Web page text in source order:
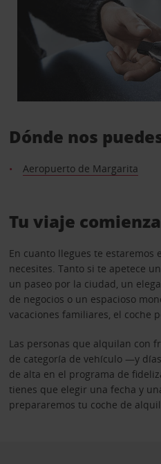
Dónde nos
Aeropuerto de Margarita
Tu viaje
En cuanto llegues te estaremos
necesites. Tanto si te apetece
un paseo por la ciudad, un
de negocios o un espacioso
vacaciones familiares, el coche
Las personas que alquilan con
de categoría de vehículo —y
de alta en el programa de
tienes que elegir una fecha y
prepararemos tu coche de